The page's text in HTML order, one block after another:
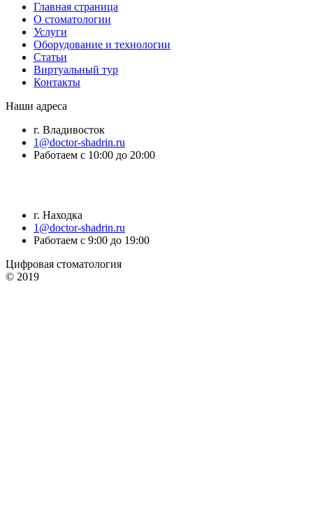
Главная страница
О стоматологии
Услуги
Оборудование и технологии
Статьи
Виртуальный тур
Контакты
Наши адреса
г. Владивосток
1@doctor-shadrin.ru
Работаем с 10:00 до 20:00
г. Находка
1@doctor-shadrin.ru
Работаем с 9:00 до 19:00
Цифровая стоматология
© 2019